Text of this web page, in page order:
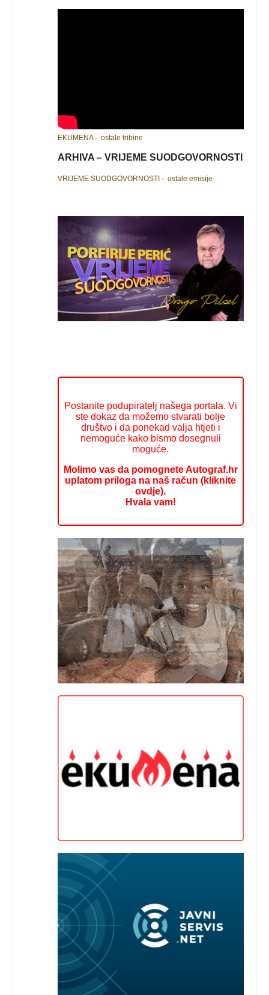
EKUMENA – ostale tribine
ARHIVA – VRIJEME SUODGOVORNOSTI
VRIJEME SUODGOVORNOSTI – ostale emisije
Postanite podupiratelj našega portala. Vi
ste dokaz da možemo stvarati bolje
društvo i da ponekad valja htjeti i
nemoguće kako bismo dosegnuli
moguće.
Molimo vas da pomognete Autograf.hr
uplatom priloga na naš račun (kliknite
ovdje).
Hvala vam!